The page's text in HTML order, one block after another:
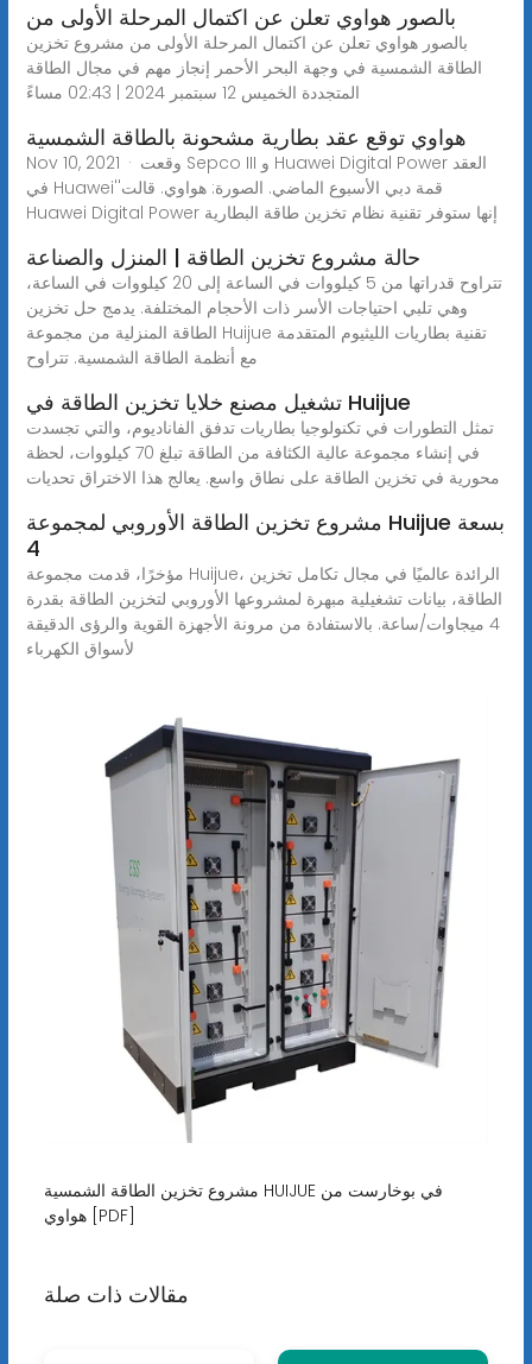
بالصور هواوي تعلن عن اكتمال المرحلة الأولى من
بالصور هواوي تعلن عن اكتمال المرحلة الأولى من مشروع تخزين
الطاقة الشمسية في وجهة البحر الأحمر إنجاز مهم في مجال الطاقة
المتجددة الخميس 12 سبتمبر 2024 | 02:43 مساءً
هواوي توقع عقد بطارية مشحونة بالطاقة الشمسية
Nov 10, 2021 · وقعت Sepco III و Huawei Digital Power العقد
في Huawei''قمة دبي الأسبوع الماضي. الصورة: هواوي. قالت
Huawei Digital Power إنها ستوفر تقنية نظام تخزين طاقة البطارية
حالة مشروع تخزين الطاقة | المنزل والصناعة
تتراوح قدراتها من 5 كيلووات في الساعة إلى 20 كيلووات في الساعة،
وهي تلبي احتياجات الأسر ذات الأحجام المختلفة. يدمج حل تخزين
الطاقة المنزلية من مجموعة Huijue تقنية بطاريات الليثيوم المتقدمة
مع أنظمة الطاقة الشمسية. تتراوح
تشغيل مصنع خلايا تخزين الطاقة في Huijue
تمثل التطورات في تكنولوجيا بطاريات تدفق الفاناديوم، والتي تجسدت
في إنشاء مجموعة عالية الكثافة من الطاقة تبلغ 70 كيلووات، لحظة
محورية في تخزين الطاقة على نطاق واسع. يعالج هذا الاختراق تحديات
مشروع تخزين الطاقة الأوروبي لمجموعة Huijue بسعة
4
مؤخرًا، قدمت مجموعة Huijue، الرائدة عالميًا في مجال تكامل تخزين
الطاقة، بيانات تشغيلية مبهرة لمشروعها الأوروبي لتخزين الطاقة بقدرة
4 ميجاوات/ساعة. بالاستفادة من مرونة الأجهزة القوية والرؤى الدقيقة
لأسواق الكهرباء
مشروع تخزين الطاقة الشمسية HUIJUE في بوخارست من
هواوي [PDF]
مقالات ذات صلة